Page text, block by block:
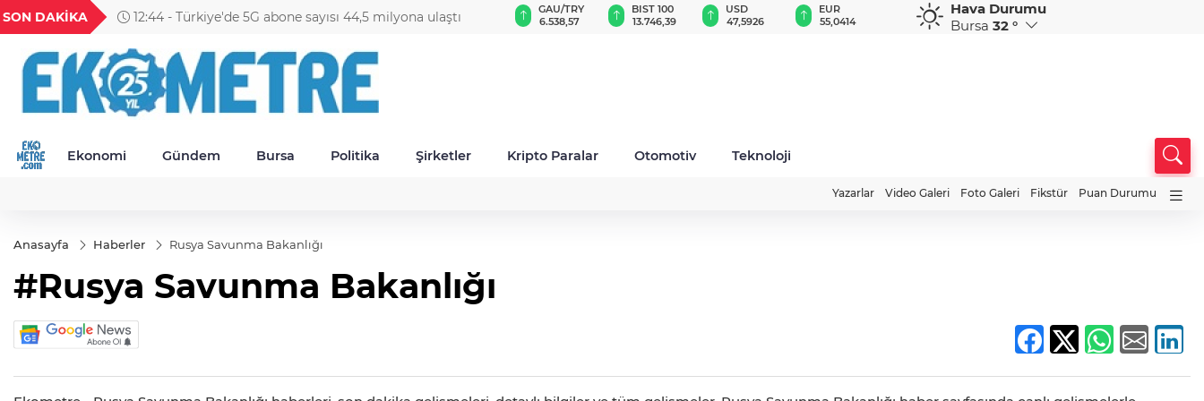
SON DAKİKA 12:44 - Türkiye'de 5G abone sayısı 44,5 milyona ulaştı
1,1857
GEL
18,1998
TND
16,2488
BGN
28,0626
0,0018
GAU/TRY
6.538,57
BIST 100
13.746,39
USD
47,5926
EUR
55,0414
GBP
64,1820
CHF
58,7853
Hava Durumu
Bursa 32 °
Ekonomi Gündem Bursa Politika Şirketler Kripto Paralar Otomotiv Teknoloji
Yazarlar Video Galeri Foto Galeri Fikstür Puan Durumu
Anasayfa Haberler Rusya Savunma Bakanlığı
#Rusya Savunma Bakanlığı